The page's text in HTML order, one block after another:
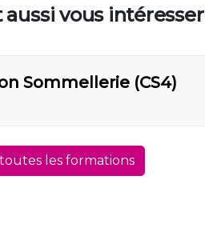
vous intéresser
Sommellerie (CS4)
les formations